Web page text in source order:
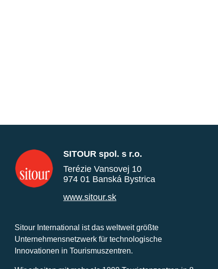
SITOUR spol. s r.o.
Terézie Vansovej 10
974 01 Banská Bystrica
www.sitour.sk
Sitour International ist das weltweit größte
Unternehmensnetzwerk für technologische
Innovationen in Tourismuszentren.